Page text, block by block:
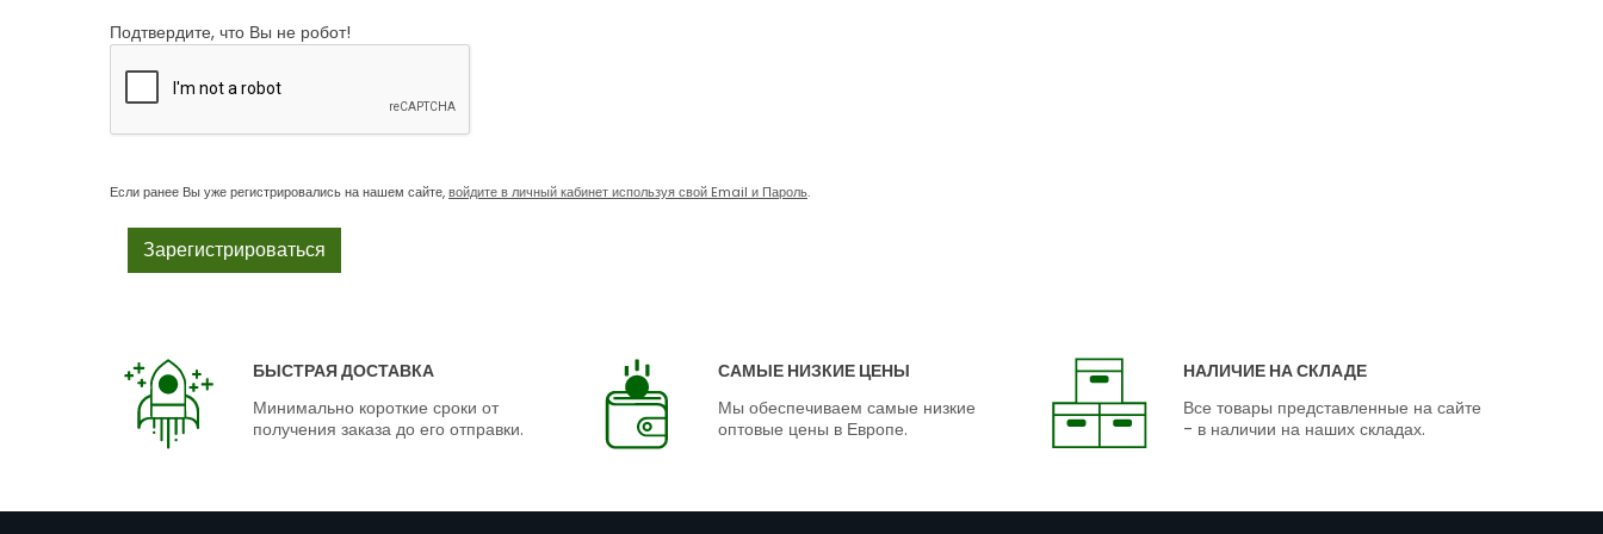
Подтвердите, что Вы не робот!
Если ранее Вы уже регистрировались на нашем сайте,войдите в личный кабинет используя свой Email и Пароль.
БЫСТРАЯ ДОСТАВКА
Минимально короткие сроки от
получения заказа до его отправки.
САМЫЕ НИЗКИЕ ЦЕНЫ
Мы обеспечиваем самые низкие
оптовые цены в Европе.
НАЛИЧИЕ НА СКЛАДЕ
Все товары представленные на сайте
- в наличии на наших складах.